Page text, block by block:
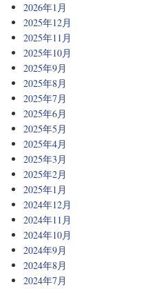
2026年1月
2025年12月
2025年11月
2025年10月
2025年9月
2025年8月
2025年7月
2025年6月
2025年5月
2025年4月
2025年3月
2025年2月
2025年1月
2024年12月
2024年11月
2024年10月
2024年9月
2024年8月
2024年7月